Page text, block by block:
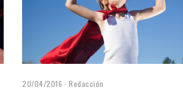
20/04/2016 Redacción